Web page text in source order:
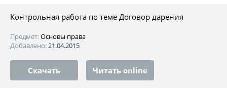
Контрольная работа по теме Договор дарения
Предмет:Основы права
Добавлено:21.04.2015
Скачать Читать online